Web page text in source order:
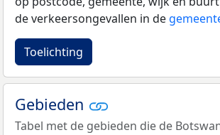
de verkeersongevallen in de
Toelichting
Gebieden
Tabel met de gebieden die de